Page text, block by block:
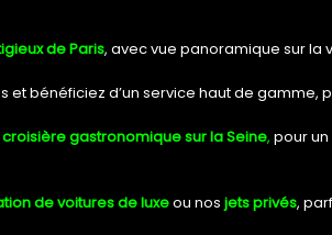
de Paris, avec vue panoramique sur la
et bénéficiez d’un service haut de gamme,
croisière gastronomique sur la Seine, pour
de voitures de luxeou nos jets privés,